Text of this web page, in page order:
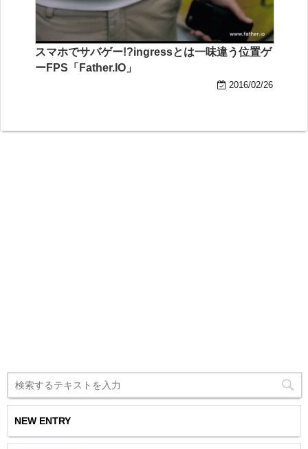
スマホでサバゲー!?ingressとは一味違う位置ゲ
ーFPS「Father.IO」
2016/02/26
NEW ENTRY